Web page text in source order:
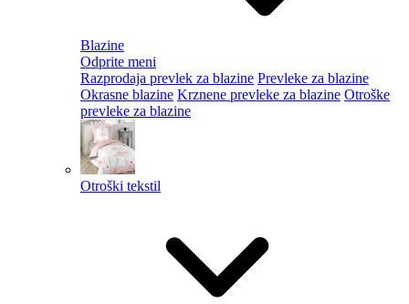
Blazine
Odprite meni
Razprodaja prevlek za blazine Prevleke za blazine
Okrasne blazine Krznene prevleke za blazine Otroške
prevleke za blazine
Otroški tekstil